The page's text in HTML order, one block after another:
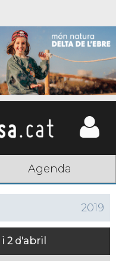
Agenda
2019
i 2 d'abril